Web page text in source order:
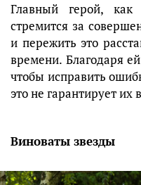
Главный герой,
стремится за
и пережить это
времени. Благодаря
чтобы исправить
это не гарантирует их
Виноваты звезды